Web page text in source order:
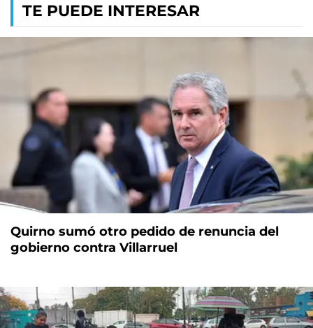
TE PUEDE INTERESAR
Quirno sumó otro pedido de renuncia del
gobierno contra Villarruel